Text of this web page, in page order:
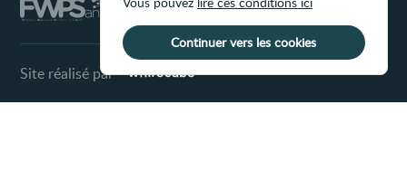
Site réalisé par
Continuer vers les cookies